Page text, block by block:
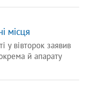
місця
у вівторок заявив
й апарату